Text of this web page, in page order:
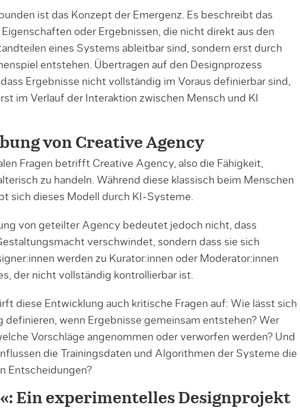
ist das Konzept der Emergenz. Es beschreibt das
oder Ergebnissen, die nicht direkt aus den
eines Systems ableitbar sind, sondern erst durch
entstehen. Übertragen auf den Designprozess
Ergebnisse nicht vollständig im Voraus definierbar sind,
im Verlauf der Interaktion zwischen Mensch und KI
von Creative Agency
Fragen betrifft Creative Agency, also die Fähigkeit,
zu handeln. Während diese klassisch beim Menschen
sich dieses Modell durch KI-Systeme.
von geteilter Agency bedeutet jedoch nicht, dass
verschwindet, sondern dass sie sich
werden zu Kurator:innen oder Moderator:innen
der nicht vollständig kontrollierbar ist.
diese Entwicklung auch kritische Fragen auf: Wie lässt sich
definieren, wenn Ergebnisse gemeinsam entstehen? Wer
Vorschläge angenommen oder verworfen werden? Und
die Trainingsdaten und Algorithmen der Systeme die
Entscheidungen?
Ein experimentelles Designprojekt